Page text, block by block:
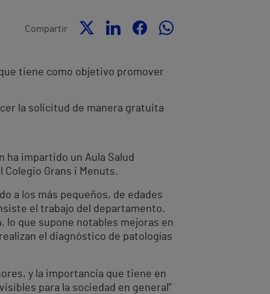
Compartir
tiene como objetivo promover
la solicitud de manera gratuita
ha impartido un Aula Salud
Grans i Menuts.
a los más pequeños, de edades
el trabajo del departamento.
lo que supone notables mejoras en
el diagnóstico de patologías
y la importancia que tiene en
para la sociedad en general”